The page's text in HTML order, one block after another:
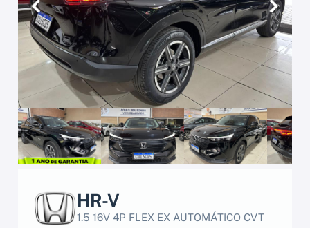
HR-V
1.5 16V 4P FLEX EX AUTOMÁTICO CVT
Anterior Próximo